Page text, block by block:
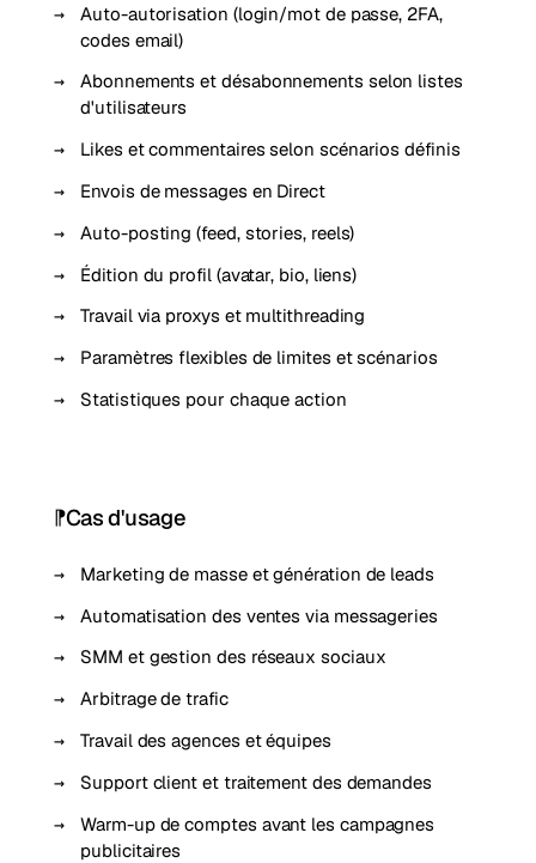
Auto-autorisation (login/mot de passe, 2FA,
codes email)
Abonnements et désabonnements selon listes
d'utilisateurs
Likes et commentaires selon scénarios définis
Envois de messages en Direct
Auto-posting (feed, stories, reels)
Édition du profil (avatar, bio, liens)
Travail via proxys et multithreading
Paramètres flexibles de limites et scénarios
Statistiques pour chaque action
Cas d'usage
Marketing de masse et génération de leads
Automatisation des ventes via messageries
SMM et gestion des réseaux sociaux
Arbitrage de trafic
Travail des agences et équipes
Support client et traitement des demandes
Warm-up de comptes avant les campagnes
publicitaires